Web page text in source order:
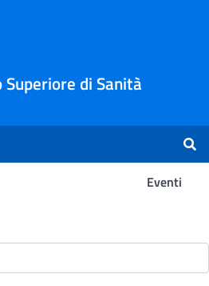
di Sanità
Eventi
Ricerca -